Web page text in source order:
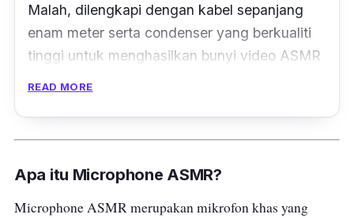
Malah, dilengkapi dengan kabel sepanjang
enam meter serta condenser yang berkualiti
tinggi untuk menghasilkan bunyi video ASMR
Bukan itu sahaja, mikrofon ini turut
mempunyai aksesori seperti ¼”adapterdan
mengurangkan bunyi tidak diingini dalam
audio disebabkan oleh angin terutama ketika
READ MORE
Apa itu Microphone ASMR?
Microphone ASMR merupakan mikrofon khas yang